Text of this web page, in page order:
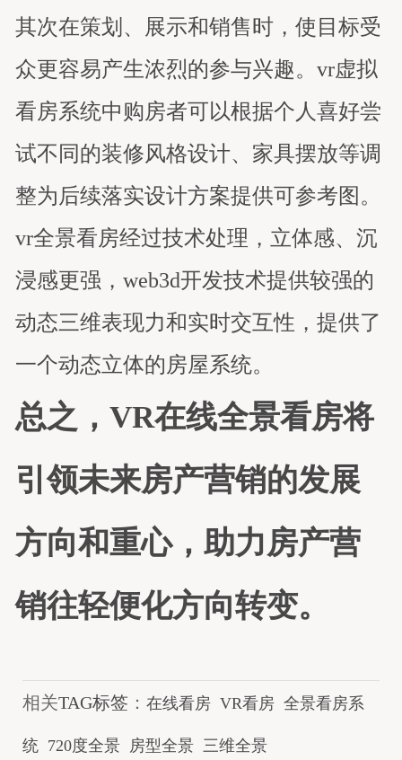
其次在策划、展示和销售时，使目标受
众更容易产生浓烈的参与兴趣。vr虚拟
看房系统中购房者可以根据个人喜好尝
试不同的装修风格设计、家具摆放等调
整为后续落实设计方案提供可参考图。
vr全景看房经过技术处理，立体感、沉
浸感更强，web3d开发技术提供较强的
动态三维表现力和实时交互性，提供了
一个动态立体的房屋系统。
总之，VR在线全景看房将
引领未来房产营销的发展
方向和重心，助力房产营
销往轻便化方向转变。
相关TAG标签 ：在线看房 VR看房 全景看房系
统 720度全景 房型全景 三维全景